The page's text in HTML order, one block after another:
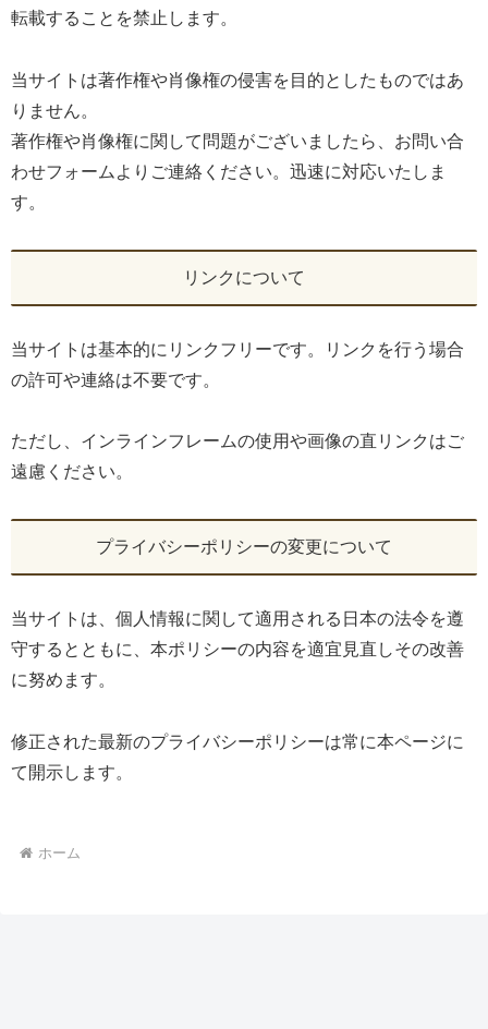
転載することを禁止します。
当サイトは著作権や肖像権の侵害を目的としたものではあ
りません。
著作権や肖像権に関して問題がございましたら、お問い合
わせフォームよりご連絡ください。迅速に対応いたしま
す。
リンクについて
当サイトは基本的にリンクフリーです。リンクを行う場合
の許可や連絡は不要です。
ただし、インラインフレームの使用や画像の直リンクはご
遠慮ください。
プライバシーポリシーの変更について
当サイトは、個人情報に関して適用される日本の法令を遵
守するとともに、本ポリシーの内容を適宜見直しその改善
に努めます。
修正された最新のプライバシーポリシーは常に本ページに
て開示します。
ホーム